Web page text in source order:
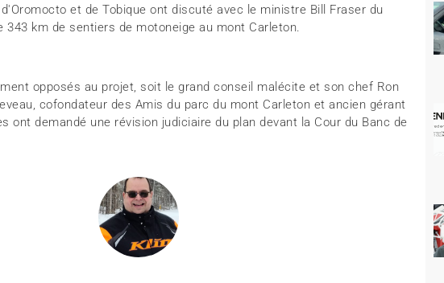
et de Tobique ont discuté avec le ministre Bill Fraser du
343 km de sentiers de motoneige au mont Carleton.
opposés au projet, soit le grand conseil malécite et son chef Ron
cofondateur des Amis du parc du mont Carleton et ancien gérant
ont demandé une révision judiciaire du plan devant la Cour du Banc de